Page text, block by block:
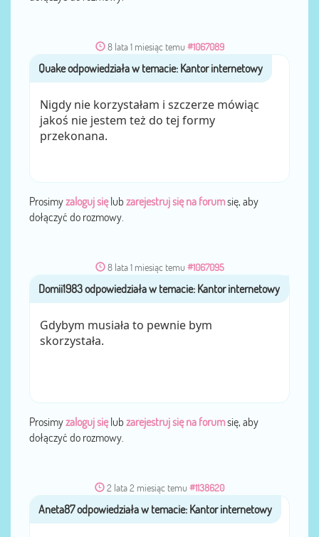
8 lata 1 miesiąc temu #1067089
przezQuake
Nigdy nie korzystałam i szczerze mówiąc
jakoś nie jestem też do tej formy
przekonana.
Prosimyzaloguj sięlub zarejestruj się na forumsię, aby
dołączyć do rozmowy.
8 lata 1 miesiąc temu #1067095
przezDomii1983
Gdybym musiała to pewnie bym
skorzystała.
Prosimyzaloguj sięlub zarejestruj się na forumsię, aby
dołączyć do rozmowy.
2 lata 2 miesiąc temu #1138620
przezAneta87